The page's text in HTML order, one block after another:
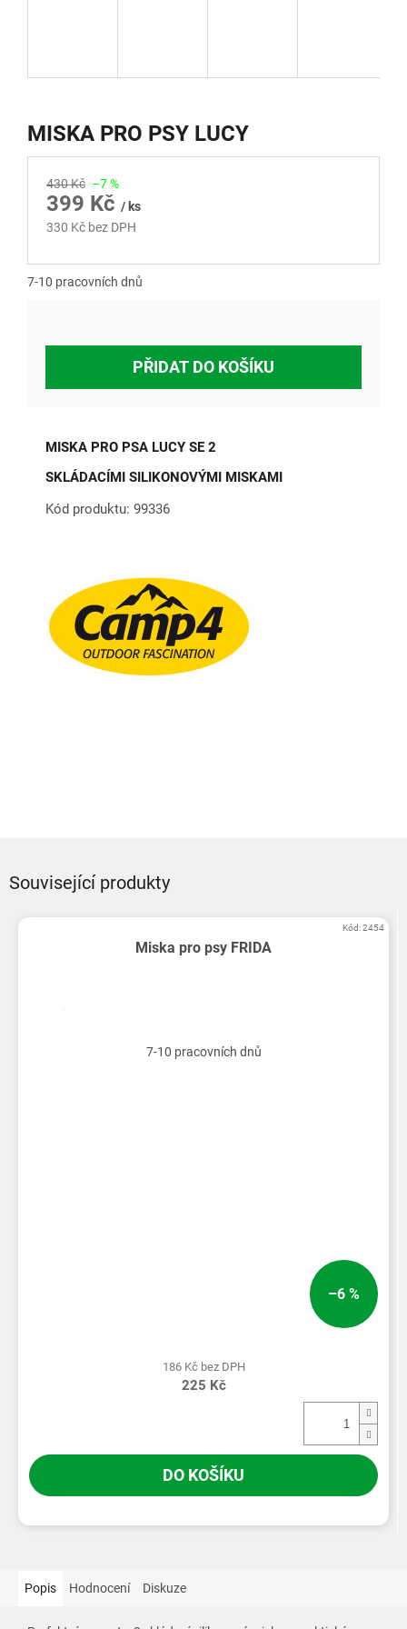
MISKA PRO PSY LUCY
430 Kč –7 %
399 Kč / ks
330 Kč bez DPH
7-10 pracovních dnů
PŘIDAT DO KOŠÍKU
MISKA PRO PSA LUCY SE 2
SKLÁDACÍMI SILIKONOVÝMI MISKAMI
Kód produktu: 99336
Související produkty
Miska pro psy FRIDA
7-10 pracovních dnů
–6 %
186 Kč bez DPH
225 Kč
DO KOŠÍKU
Kód:2454
Popis Hodnocení Diskuze